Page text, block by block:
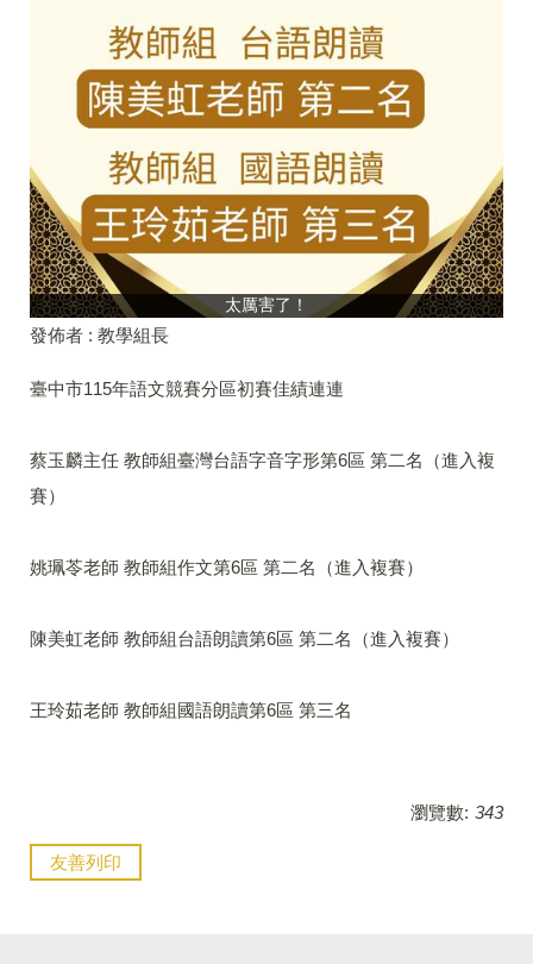
太厲害了！
發佈者 : 教學組長
臺中市115年語文競賽分區初賽佳績連連
蔡玉麟主任 教師組臺灣台語字音字形第6區 第二名（進入複
賽）
姚珮苓老師 教師組作文第6區 第二名（進入複賽）
陳美虹老師 教師組台語朗讀第6區 第二名（進入複賽）
王玲茹老師 教師組國語朗讀第6區 第三名
瀏覽數: 343
友善列印